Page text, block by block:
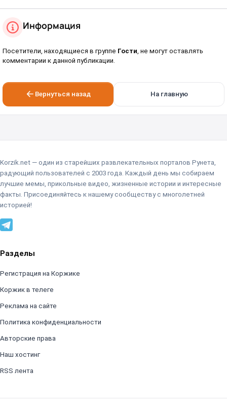
Информация
Посетители, находящиеся в группе Гости , не могут оставлять
комментарии к данной публикации.
Вернуться назад На главную
Korzik.net — один из старейших развлекательных порталов Рунета,
радующий пользователей с 2003 года. Каждый день мы собираем
лучшие мемы, прикольные видео, жизненные истории и интересные
факты. Присоединяйтесь к нашему сообществу с многолетней
историей!
Разделы
Регистрация на Коржике
Коржик в телеге
Реклама на сайте
Политика конфиденциальности
Авторские права
Наш хостинг
RSS лента